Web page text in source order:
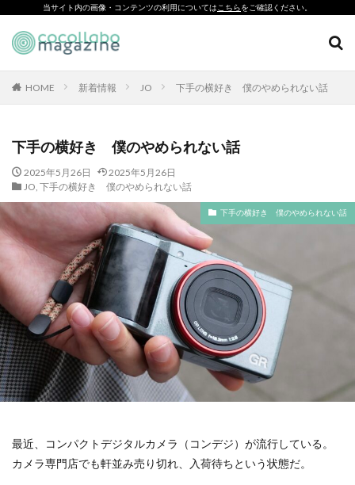
当サイト内の画像・コンテンツの利用については こちらをご確認ください。
HOME 新着情報 JO 下手の横好き 僕のやめられない話
下手の横好き 僕のやめられない話
2025年5月26日
2025年5月26日
JO 下手の横好き 僕のやめられない話
下手の横好き 僕のやめられない話
最近、コンパクトデジタルカメラ（コンデジ）が流行している。
カメラ専門店でも軒並み売り切れ、入荷待ちという状態だ。
CSR SDGs 環境印刷
タグ
「とことこふわり」
「ヘルシーな関係」を親子で学べる絵本を作って、暴力のない
未来へ！
「白楽・六角橋のどこコレ？展」
#CAP #母校にCAPを送ろうキャンペーン #エンパワメントかな
がわ
#大口台小学校
□□□ ♯7119 10代
119番
119通報のかけ方
119通報の適正利用
14世紀
14世紀フランス 18世紀
19世紀
2025
2050 5回継続賞
7世紀
BankART KAIKO
BankART Life7
BCP